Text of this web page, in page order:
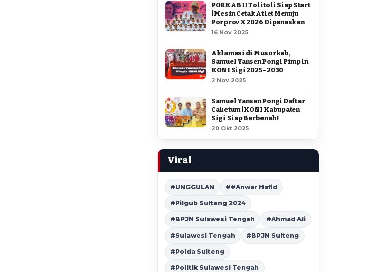
PORKAB II Tolitoli Siap Start
| Mesin Cetak Atlet Menuju
Porprov X 2026 Dipanaskan
16 Nov 2025
Aklamasi di Musorkab,
Samuel Yansen Pongi Pimpin
KONI Sigi 2025–2030
2 Nov 2025
Samuel Yansen Pongi Daftar
Caketum | KONI Kabupaten
Sigi Siap Berbenah !
20 Okt 2025
Viral
#UNGGULAN ##Anwar Hafid
#Pilgub Sulteng 2024
#BPJN Sulawesi Tengah #Ahmad Ali
#Sulawesi Tengah #BPJN Sulteng
#Polda Sulteng
#Politik Sulawesi Tengah